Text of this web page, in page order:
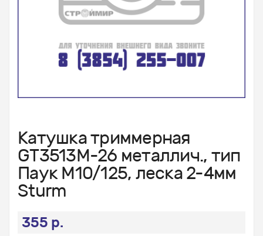
Катушка триммерная
GT3513M-26 металлич., тип
Паук М10/125, леска 2-4мм
Sturm
355 р.